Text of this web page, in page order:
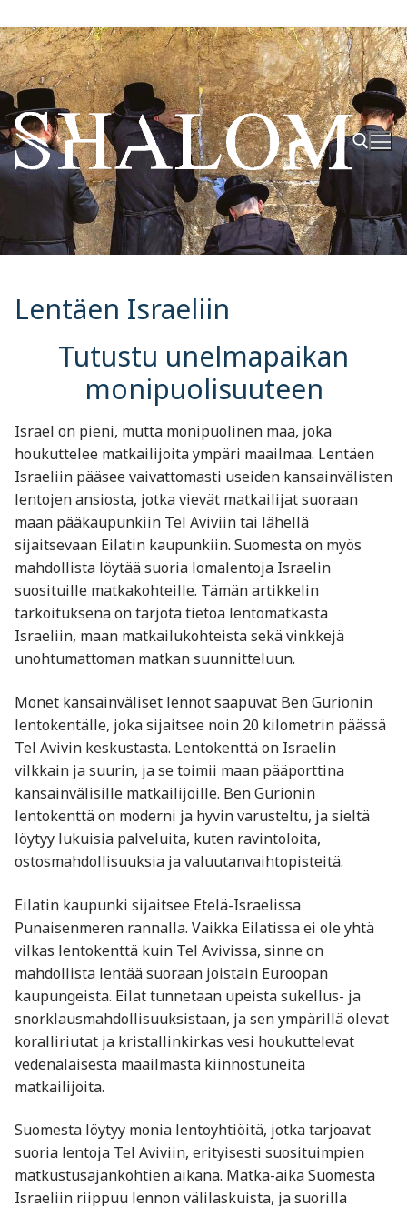
Hyppää
sisältöön
Hae:
Lentäen Israeliin
Tutustu unelmapaikan
monipuolisuuteen
Israel on pieni, mutta monipuolinen maa, joka
houkuttelee matkailijoita ympäri maailmaa. Lentäen
Israeliin pääsee vaivattomasti useiden kansainvälisten
lentojen ansiosta, jotka vievät matkailijat suoraan
maan pääkaupunkiin Tel Aviviin tai lähellä
sijaitsevaan Eilatin kaupunkiin. Suomesta on myös
mahdollista löytää suoria lomalentoja Israelin
suosituille matkakohteille. Tämän artikkelin
tarkoituksena on tarjota tietoa lentomatkasta
Israeliin, maan matkailukohteista sekä vinkkejä
unohtumattoman matkan suunnitteluun.
Monet kansainväliset lennot saapuvat Ben Gurionin
lentokentälle, joka sijaitsee noin 20 kilometrin päässä
Tel Avivin keskustasta. Lentokenttä on Israelin
vilkkain ja suurin, ja se toimii maan pääporttina
kansainvälisille matkailijoille. Ben Gurionin
lentokenttä on moderni ja hyvin varusteltu, ja sieltä
löytyy lukuisia palveluita, kuten ravintoloita,
ostosmahdollisuuksia ja valuutanvaihtopisteitä.
Eilatin kaupunki sijaitsee Etelä-Israelissa
Punaisenmeren rannalla. Vaikka Eilatissa ei ole yhtä
vilkas lentokenttä kuin Tel Avivissa, sinne on
mahdollista lentää suoraan joistain Euroopan
kaupungeista. Eilat tunnetaan upeista sukellus- ja
snorklausmahdollisuuksistaan, ja sen ympärillä olevat
koralliriutat ja kristallinkirkas vesi houkuttelevat
vedenalaisesta maailmasta kiinnostuneita
matkailijoita.
Suomesta löytyy monia lentoyhtiöitä, jotka tarjoavat
suoria lentoja Tel Aviviin, erityisesti suosituimpien
matkustusajankohtien aikana. Matka-aika Suomesta
Israeliin riippuu lennon välilaskuista, ja suorilla